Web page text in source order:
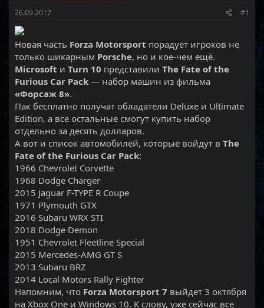
ы
26.09.2017 #1
Новая часть Forza Motorsport порадует игроков не
только шикарным Porsche, но и кое-чем ещё.
Microsoft и Turn 10 представили The Fate of the
Furious Car Pack — набор машин из фильма
«Форсаж 8».
Пак бесплатно получат обладатели Deluxe и Ultimate
Edition, а все остальные смогут купить набор
отдельно за десять долларов.
А вот и список автомобилей, которые войдут в The
Fate of the Furious Car Pack:
1966 Chevrolet Corvette
1968 Dodge Charger
2015 Jaguar F-TYPE R Coupe
1971 Plymouth GTX
2016 Subaru WRX STI
2018 Dodge Demon
1951 Chevrolet Fleetline Special
2015 Mercedes-AMG GT S
2013 Subaru BRZ
2014 Local Motors Rally Fighter
Напомним, что Forza Motorsport 7 выйдет 3 октября
на Xbox One и Windows 10. К слову, уже сейчас все